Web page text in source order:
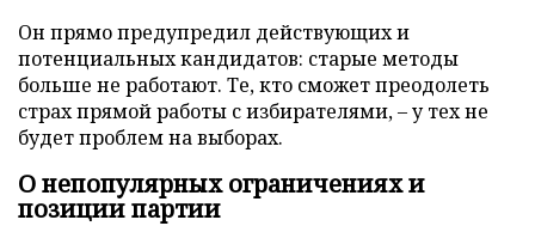
Он прямо предупредил действующих и
потенциальных кандидатов: старые методы
больше не работают. Те, кто сможет преодолеть
страх прямой работы с избирателями, – у тех не
будет проблем на выборах.
О непопулярных ограничениях и
позиции партии